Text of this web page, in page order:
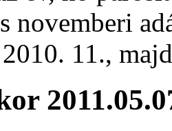
novemberi
11.,